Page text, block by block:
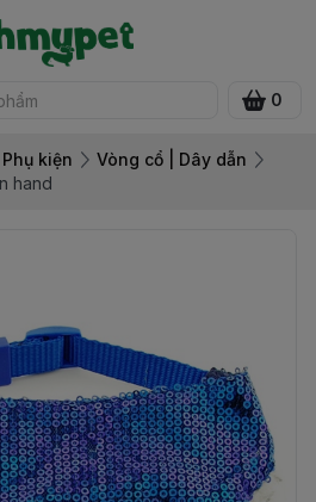
0
Phụ kiện
Vòng cổ | Dây dẫn
hand